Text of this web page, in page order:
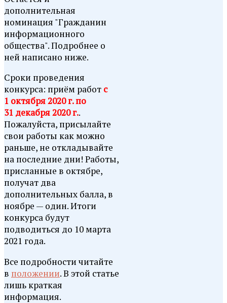
дополнительная
номинация "Гражданин
информационного
общества". Подробнее о
ней написано ниже.
Сроки проведения
конкурса: приём работ с
1 октября 2020 г. по
31 декабря 2020 г..
Пожалуйста, присылайте
свои работы как можно
раньше, не откладывайте
на последние дни! Работы,
присланные в октябре,
получат два
дополнительных балла, в
ноябре — один. Итоги
конкурса будут
подводиться до 10 марта
2021 года.
Все подробности читайте
в положении. В этой статье
лишь краткая
информация.